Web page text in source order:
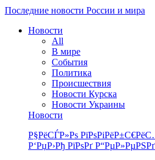
Последние новости России и мира
Новости
All
В мире
События
Политика
Происшествия
Новости Курска
Новости Украины
Новости
Р§РёСЃР»Рѕ
Р‘РџР›Рђ РїРѕРґ